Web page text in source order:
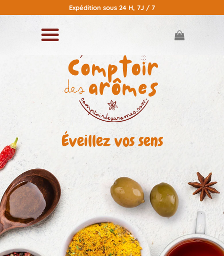
au
Expédition sous 24 H, 7J / 7
Éveillez vos sens